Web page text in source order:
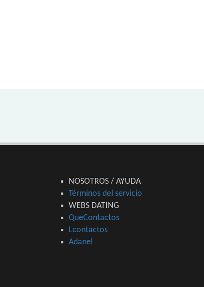
NOSOTROS / AYUDA
Términos del servicio
WEBS DATING
QueContactos
Lcontactos
Adanel